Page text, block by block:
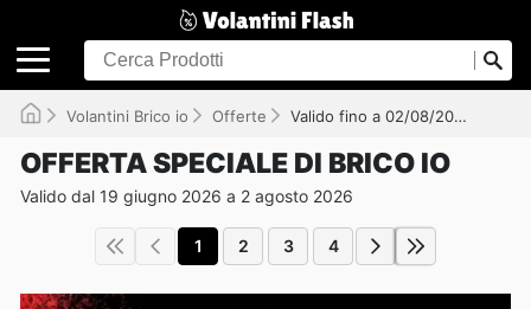
Volantini Brico io Offerte Valido fino a 02/08/2026
OFFERTA SPECIALE DI BRICO IO
Valido dal 19 giugno 2026 a 2 agosto 2026
1 2 3 4